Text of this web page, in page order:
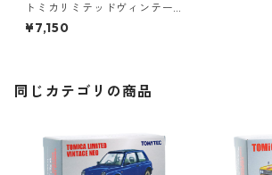
トミカリミテッドヴィンテー
ジネオ LV-N10d ニッサン サ
ニー 1500 スーパーサルーン
¥7,150
同じカテゴリの商品